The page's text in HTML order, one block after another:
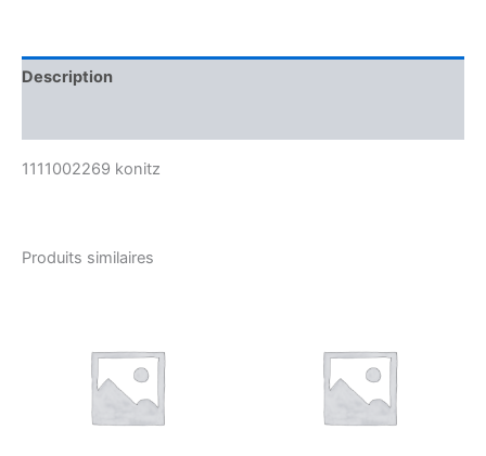
Description
1111002269 konitz
Produits similaires